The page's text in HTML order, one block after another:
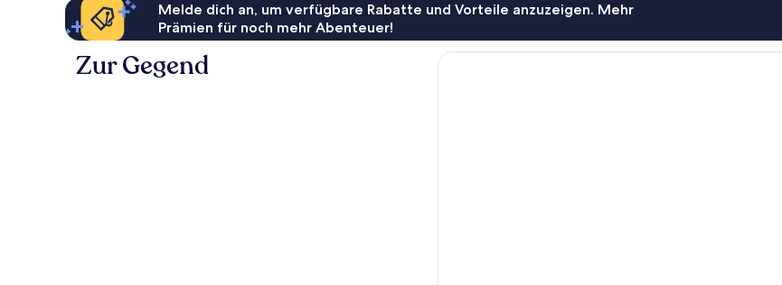
Melde dich an, um verfügbare Rabatte und Vorteile anzuzeigen. Mehr
Prämien für noch mehr Abenteuer!
Zur Gegend